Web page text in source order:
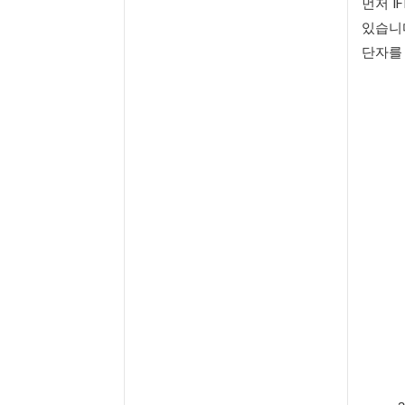
먼저
있습
단자